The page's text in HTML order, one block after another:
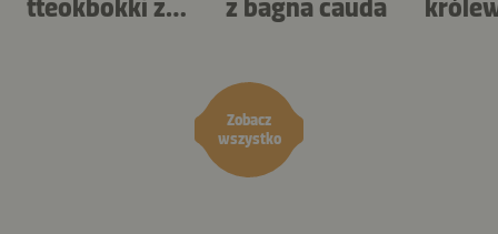
Zobacz
wszystko
tteokbokki z
z bagna cauda